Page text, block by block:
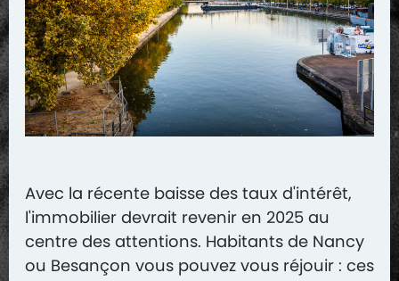
Avec la récente baisse des taux d'intérêt,
l'immobilier devrait revenir en 2025 au
centre des attentions. Habitants de Nancy
ou Besançon vous pouvez vous réjouir : ces